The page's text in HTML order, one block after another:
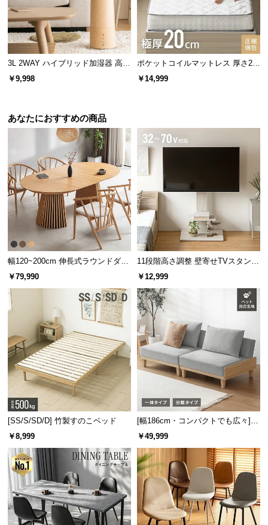
証
に
つ
い
て
規
約
つ
い
て
様
ト
お
知
せ
ブ
ロ
グ
企
業
畳は取り外しができて衛生的
のお手入れができて衛生的にお使いいただけます。
横幅 奥行き
1枚あたり 約96㎝ 約97㎝
冷気や湿気を防ぐシート
床面には防湿強化シートを取り付けました。冷気や
湿気を防ぎ、快適な寝心地になるよう仕上げまし
た。
3L 2WAY ハイブリッド加湿器 高さ
調整可能
￥9,998
ポケットコイルマットレス 厚さ20
cm SD
￥14,999
あなたにおすすめの商品
幅120~200cm 伸長式ラウンドダイ
ニングテーブル 6人掛け 天然木突
￥79,990
11段階高さ調整 壁寄せTVスタンド
キャスター付き 上下左右角度調節
￥12,999
[SS/S/SD/D] 竹製すのこベッド
￥8,999
[幅186cm・コンパクトでも広々] 3
人掛けソファベッド リクライニン
￥49,999